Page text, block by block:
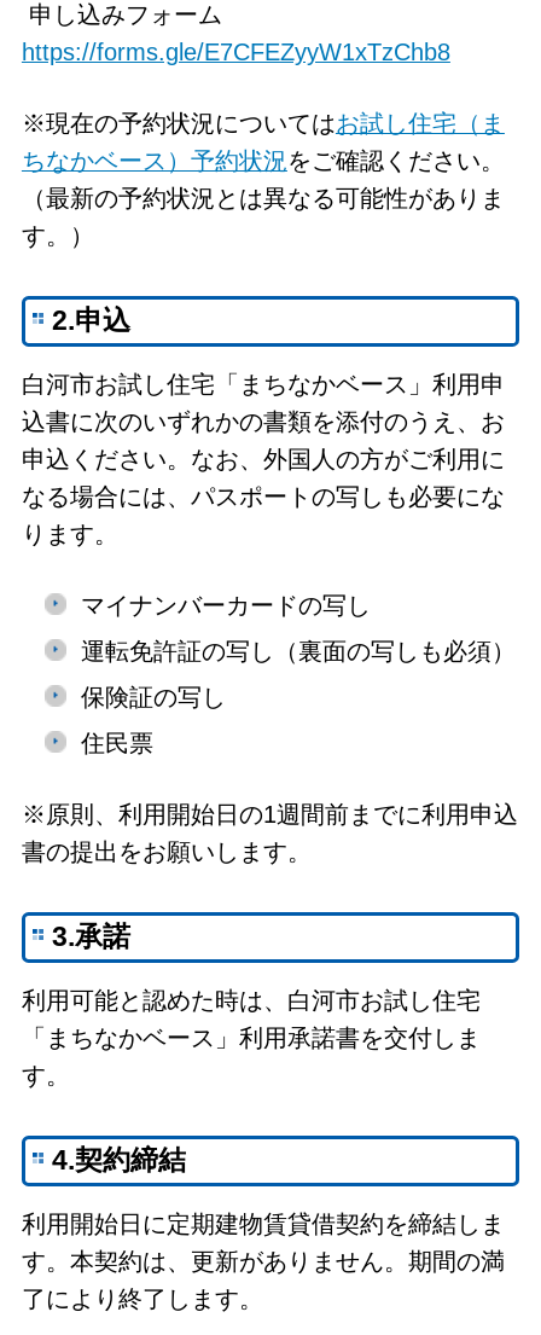
申し込みフォーム
https://forms.gle/E7CFEZyyW1xTzChb8
※現在の予約状況についてはお試し住宅（ま
ちなかベース）予約状況をご確認ください。
（最新の予約状況とは異なる可能性がありま
す。）
2.申込
白河市お試し住宅「まちなかベース」利用申
込書に次のいずれかの書類を添付のうえ、お
申込ください。なお、外国人の方がご利用に
なる場合には、パスポートの写しも必要にな
ります。
マイナンバーカードの写し
運転免許証の写し（裏面の写しも必須）
保険証の写し
住民票
※原則、利用開始日の1週間前までに利用申込
書の提出をお願いします。
3.承諾
利用可能と認めた時は、白河市お試し住宅
「まちなかベース」利用承諾書を交付しま
す。
4.契約締結
利用開始日に定期建物賃貸借契約を締結しま
す。本契約は、更新がありません。期間の満
了により終了します。